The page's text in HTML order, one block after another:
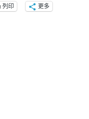
列印 更多